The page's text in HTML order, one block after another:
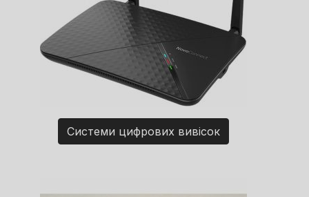
Системи цифрових вивісок